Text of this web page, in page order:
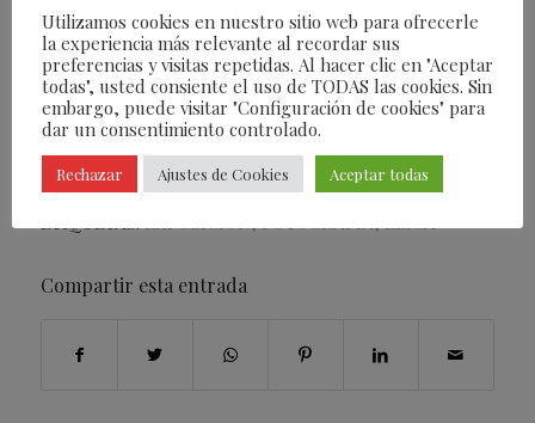
10/01/2023 PORFEARLESS
ETIQUETAS:EXPOSICIÓN,FOTOGRAFIA,LEICA
Compartir esta entrada
Utilizamos cookies en nuestro sitio web para ofrecerle
la experiencia más relevante al recordar sus
preferencias y visitas repetidas. Al hacer clic en "Aceptar
todas", usted consiente el uso de TODAS las cookies. Sin
embargo, puede visitar "Configuración de cookies" para
dar un consentimiento controlado.
Rechazar Ajustes de Cookies Aceptar todas